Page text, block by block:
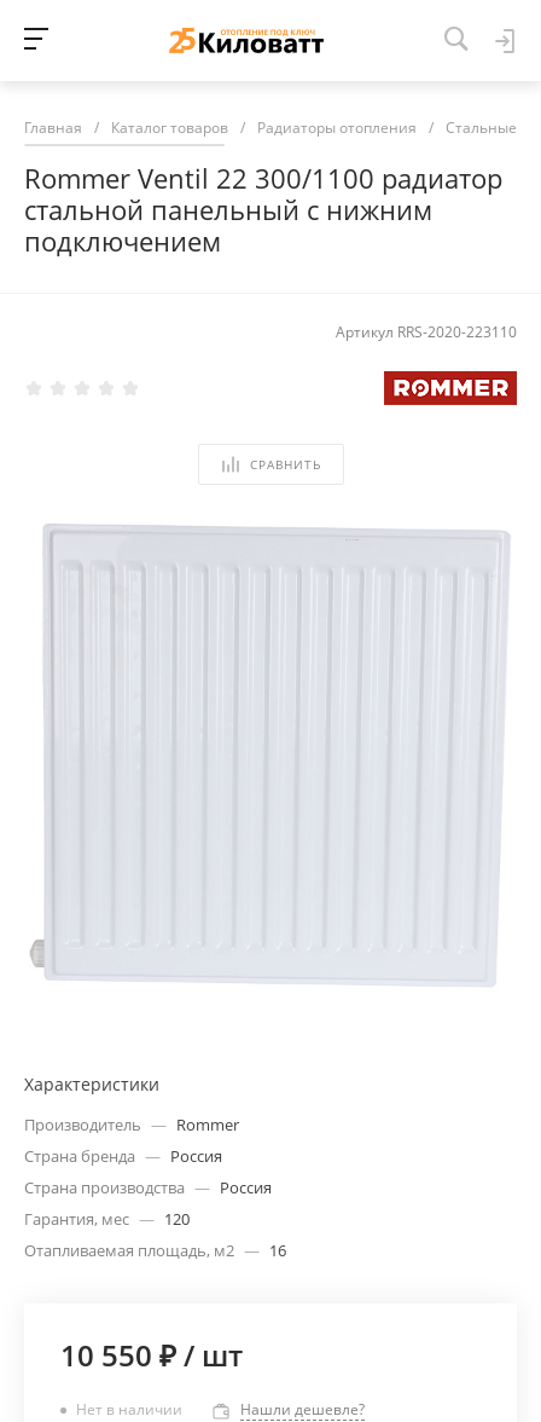
Главная / Каталог товаров / Радиаторы отопления / Стальные
Rommer Ventil 22 300/1100 радиатор
стальной панельный с нижним
подключением
Артикул RRS-2020-223110
СРАВНИТЬ
Характеристики
Производитель — Rommer
Страна бренда — Россия
Страна производства — Россия
Гарантия, мес — 120
Отапливаемая площадь, м2 — 16
10 550 ₽/ шт
Нет в наличии Нашли дешевле?